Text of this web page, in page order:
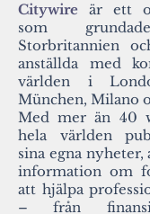
Citywire
är ett
som
Storbritannien
anställda med
världen i
München, Milano
Med mer än 40
hela världen
sina egna
information om
att hjälpa
– från